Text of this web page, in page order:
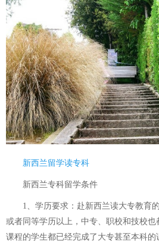
新西兰留学读专科
新西兰专科留学条件
1、学历要求：赴新西兰读大专教育的
或者同等学历以上，中专、职校和技校
课程的学生都已经完成了大专甚至本科